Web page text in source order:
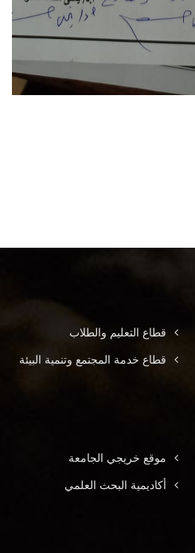
قطاع التعليم والطلاب
قطاع خدمة المجتمع وتنمية البيئة
موقع خريجي الجامعة
أكاديمية البحث العلمي